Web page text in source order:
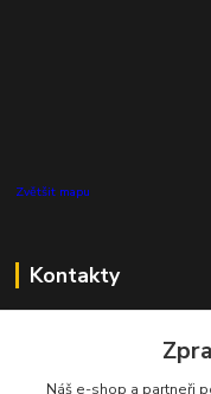
Zvětšit mapu
Kontakty
+420 727 808 115
Náš e-shop a partneři